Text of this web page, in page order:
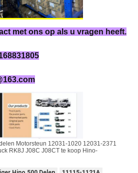
met ons op als u vragen heeft.
Motorsteun 12031-1020 12031-2371
RK8J J08C J08CT te koop Hino-